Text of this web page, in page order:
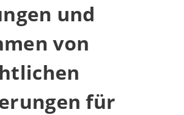
und
von
für